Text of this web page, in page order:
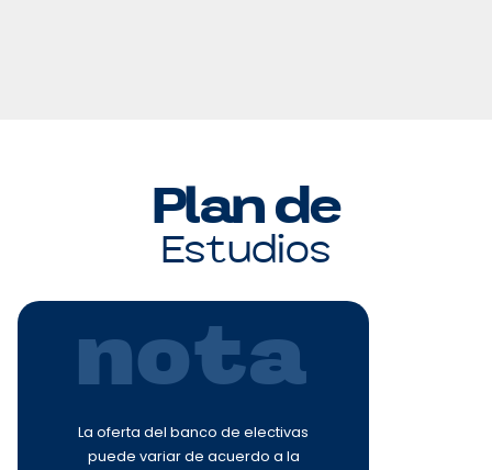
Plan de
Estudios
nota
La oferta del banco de electivas
puede variar de acuerdo a la